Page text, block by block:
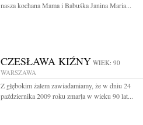
nasza kochana Mama i Babuśka Janina Maria...
CZESŁAWA KIŹNY WIEK: 90
WARSZAWA
Z głębokim żalem zawiadamiamy, że w dniu 24
października 2009 roku zmarła w wieku 90 lat...